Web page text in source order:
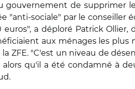
de supprimer
sociale" par le conseiller
a déploré Patrick
aux ménages les plus
ZFE. "C'est un niveau de
qu'il a été condamné à